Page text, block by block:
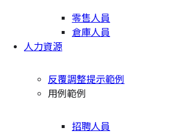
零售人員
倉庫人員
人力資源
反覆調整提示範例
用例範例
招聘人員